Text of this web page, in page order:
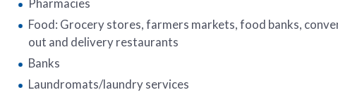
Pharmacies
Food: Grocery stores, farmers markets, food banks,
out and delivery restaurants
Banks
Laundromats/laundry services